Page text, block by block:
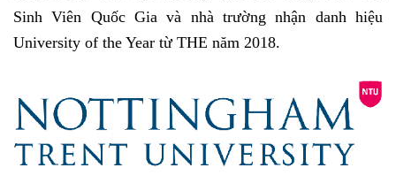
Sinh Viên Quốc Gia và nhà trường nhận danh hiệu
University of the Year từ THE năm 2018.